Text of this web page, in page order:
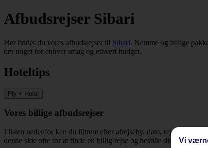
Afbudsrejser Sibari
Her finder du vores afbudsrejser til Sibari. Nemme og billige
der noget for enhver smag og ethvert budget.
Hoteltips
Fly + Hotel
Vores billige afbudsrejser
I listen nedenfor kan du filtrere efter afrejseby, dato, rejsemål og
denne side ofte for at finde en billig rejse og bestille din næste
Vi